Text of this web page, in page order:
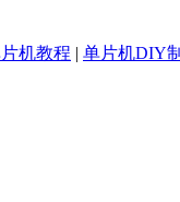
机教程 | 单片机DIY